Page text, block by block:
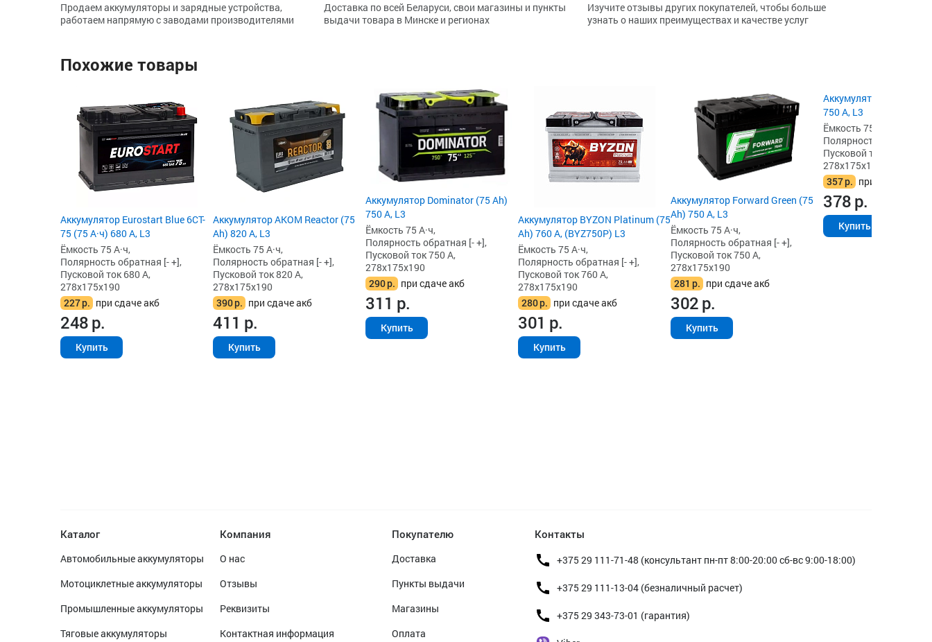
Продаем аккумуляторы и зарядные устройства,
работаем напрямую с заводами производителями
Доставка по всей Беларуси, свои магазины и пункты
выдачи товара в Минске и регионах
Изучите отзывы других покупателей, чтобы больше
узнать о наших преимуществах и качестве услуг
Похожие товары
Аккумулятор Eurostart Blue 6CT-
75 (75 А·ч) 680 А, L3
Ёмкость 75 А·ч,
Полярность обратная [- +],
Пусковой ток 680 А,
278x175x190
227р. при сдаче акб
248р.
Купить
Аккумулятор AKOM Reactor (75
Ah) 820 А, L3
Ёмкость 75 А·ч,
Полярность обратная [- +],
Пусковой ток 820 А,
278x175x190
390р. при сдаче акб
411 р.
Купить
Аккумулятор Dominator (75 Ah)
750 А, L3
Ёмкость 75 А·ч,
Полярность обратная [- +],
Пусковой ток 750 А,
278x175x190
290р. при сдаче акб
311 р.
Купить
Аккумулятор BYZON Platinum (75
Ah) 760 А, (BYZ750P) L3
Ёмкость 75 А·ч,
Полярность обратная [- +],
Пусковой ток 760 А,
278x175x190
280р. при сдаче акб
301 р.
Купить
Аккумулятор Forward Green (75
Ah) 750 А, L3
Ёмкость 75 А·ч,
Полярность обратная [- +],
Пусковой ток 750 А,
278x175x190
281 р. при сдаче акб
302р.
Купить
Аккумулятор AKOM
750 А, L3
Ёмкость 75 А·ч,
Полярность обратная
Пусковой ток 750 А,
278x175x190
357р. при сдаче акб
378р.
Купить
Каталог
Автомобильные аккумуляторы
Мотоциклетные аккумуляторы
Промышленные аккумуляторы
Тяговые аккумуляторы
Компания
О нас
Отзывы
Реквизиты
Контактная информация
Покупателю
Доставка
Пункты выдачи
Магазины
Оплата
Контакты
+375 29 111-71-48 (консультант пн-пт 8:00-20:00 сб-вс 9:00-18:00)
+375 29 111-13-04 (безналичный расчет)
+375 29 343-73-01 (гарантия)